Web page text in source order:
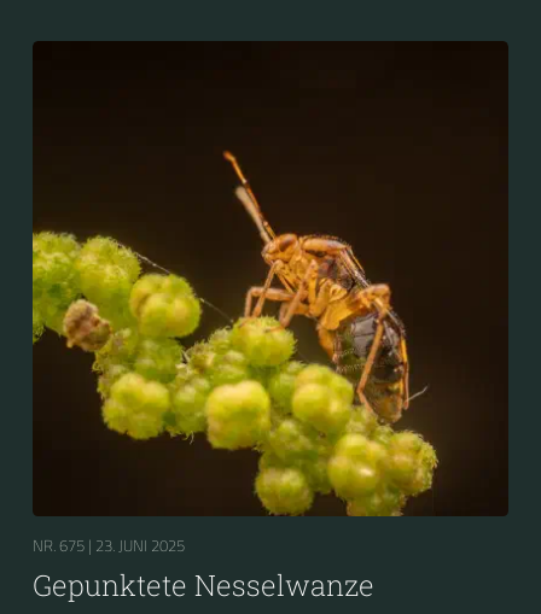
wird sie auf Deutsch vielfach als Gepunktete
NR. 675 | 23. JUNI 2025
Gepunktete Nesselwanze